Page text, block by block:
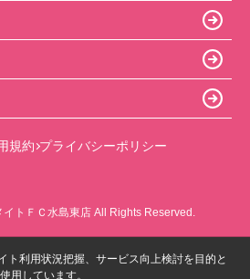
規約 プライバシーポリシー
トＦＣ水島東店 All Rights Reserved.
ト利用状況把握、サービス向上検討を目的と
用しています。